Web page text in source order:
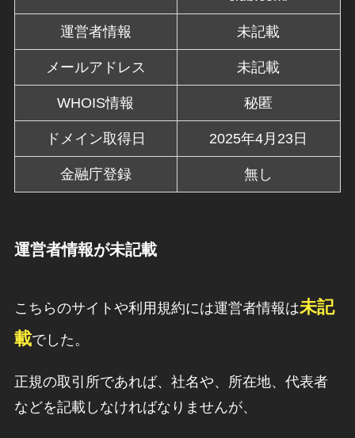
運営者情報 未記載
メールアドレス 未記載
WHOIS情報 秘匿
ドメイン取得日 2025年4月23日
金融庁登録 無し
運営者情報が未記載
こちらのサイトや利用規約には運営者情報は未記
載でした。
正規の取引所であれば、社名や、所在地、代表者
などを記載しなければなりませんが、